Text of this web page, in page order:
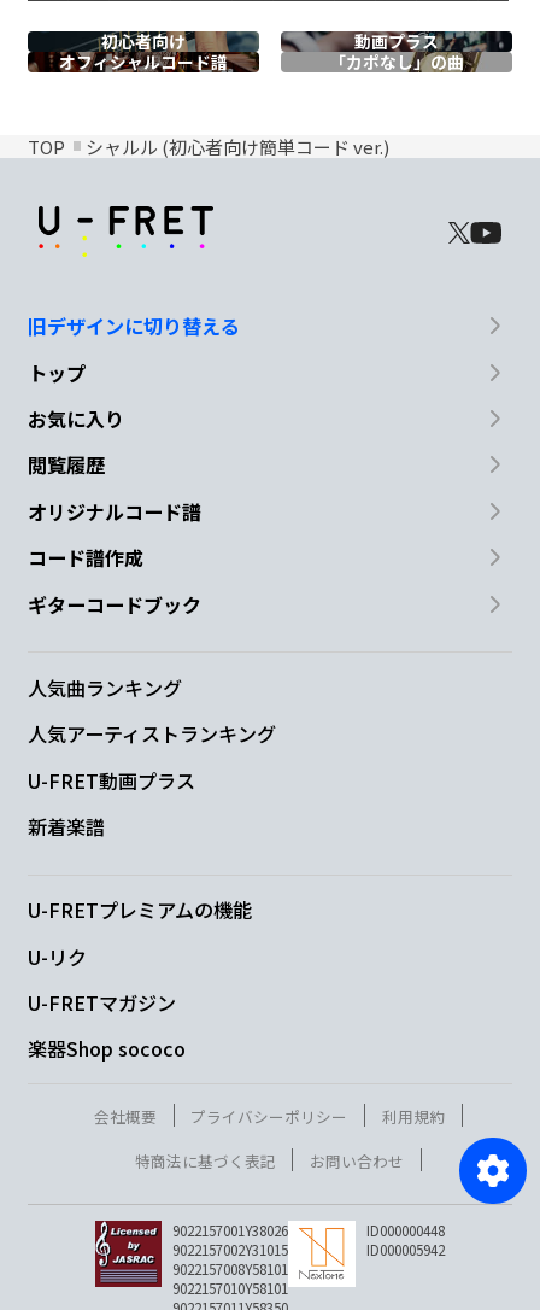
初心者向け
動画プラス
オフィシャルコード譜 「カポなし」の曲
TOP シャルル (初心者向け簡単コード ver.)
旧デザインに切り替える
トップ
お気に入り
閲覧履歴
オリジナルコード譜
コード譜作成
ギターコードブック
人気曲ランキング
人気アーティストランキング
U-FRET動画プラス
新着楽譜
U-FRETプレミアムの機能
U-リク
U-FRETマガジン
楽器Shop sococo
会社概要 プライバシーポリシー
利用規約
特商法に基づく表記
お問い合わせ
9022157001Y38026
9022157002Y31015
9022157008Y58101
9022157010Y58101
ID000000448
ID000005942